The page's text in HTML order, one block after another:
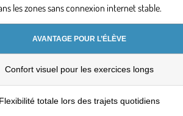
les zones sans connexion internet stable.
AVANTAGE POUR L’ÉLÈVE
Confort visuel pour les exercices longs
Flexibilité totale lors des trajets quotidiens